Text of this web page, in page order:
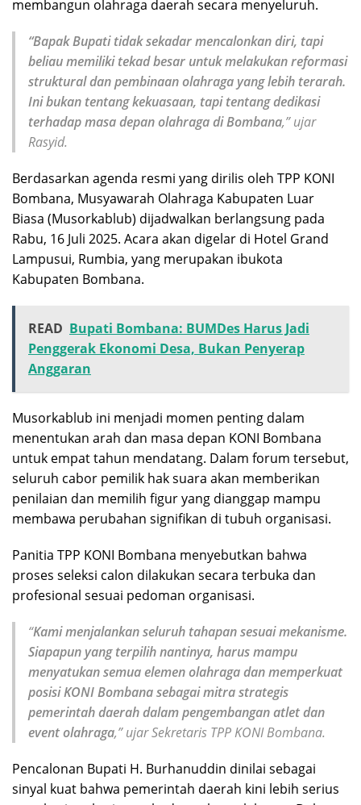
membangun olahraga daerah secara menyeluruh.
“Bapak Bupati tidak sekadar mencalonkan diri, tapi
beliau memiliki tekad besar untuk melakukan reformasi
struktural dan pembinaan olahraga yang lebih terarah.
Ini bukan tentang kekuasaan, tapi tentang dedikasi
terhadap masa depan olahraga di Bombana,” ujar
Rasyid.
Berdasarkan agenda resmi yang dirilis oleh TPP KONI
Bombana, Musyawarah Olahraga Kabupaten Luar
Biasa (Musorkablub) dijadwalkan berlangsung pada
Rabu, 16 Juli 2025. Acara akan digelar di Hotel Grand
Lampusui, Rumbia, yang merupakan ibukota
Kabupaten Bombana.
READ Bupati Bombana: BUMDes Harus Jadi
Penggerak Ekonomi Desa, Bukan Penyerap
Anggaran
Musorkablub ini menjadi momen penting dalam
menentukan arah dan masa depan KONI Bombana
untuk empat tahun mendatang. Dalam forum tersebut,
seluruh cabor pemilik hak suara akan memberikan
penilaian dan memilih figur yang dianggap mampu
membawa perubahan signifikan di tubuh organisasi.
Panitia TPP KONI Bombana menyebutkan bahwa
proses seleksi calon dilakukan secara terbuka dan
profesional sesuai pedoman organisasi.
“Kami menjalankan seluruh tahapan sesuai mekanisme.
Siapapun yang terpilih nantinya, harus mampu
menyatukan semua elemen olahraga dan memperkuat
posisi KONI Bombana sebagai mitra strategis
pemerintah daerah dalam pengembangan atlet dan
event olahraga,” ujar Sekretaris TPP KONI Bombana.
Pencalonan Bupati H. Burhanuddin dinilai sebagai
sinyal kuat bahwa pemerintah daerah kini lebih serius